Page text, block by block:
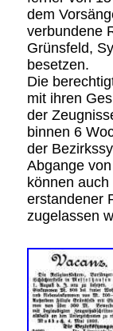
dem
verbundene
Grünsfeld,
besetzen.
Die
mit ihren
der
binnen 6
der
Abgange
können
erstandener
zugelassen